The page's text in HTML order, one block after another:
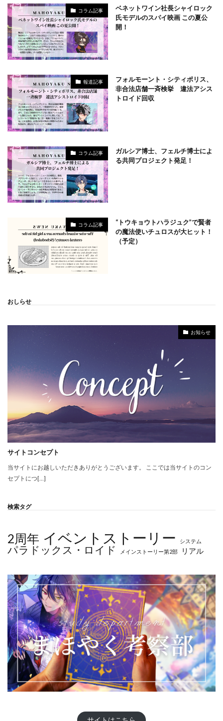
コラム記事
ベネットワイン社長シャイロック
氏モデルのスパイ映画 この夏公
開！
報道記事
フォルモーント・シティポリス、
非合法店舗一斉検挙 違法アシス
トロイド回収
コラム記事
ガルシア博士、フェルチ博士によ
る共同プロジェクト発足！
コラム記事
“トウキョウトハラジュク”で賢者
の魔法使いチュロスが大ヒット！
（予定）
おしらせ
お知らせ
サイトコンセプト
当サイトにお越しいただきありがとうございます。 ここでは当サイトのコン
セプトにつ[…]
検索タグ
2周年 イベントストーリー システム
パラドックス・ロイド メインストーリー第2部 リアル